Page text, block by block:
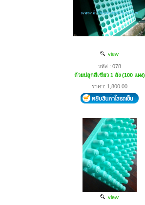
view
รหัส : 078
ถ้วยปลูกสีเขียว 1 ลัง (100 แผง)
ราคา: 1,800.00
view